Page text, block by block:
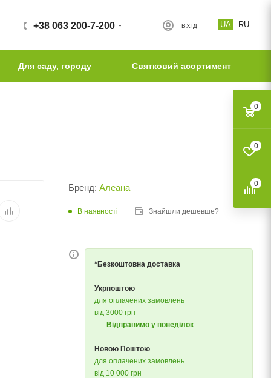
UA RU
ВХІД
+38 063 200-7-200
Для саду, городу Святковий асортимент
Бренд: Алеана
В наявності Знайшли дешевше?
*Безкоштовна доставка
Укрпоштою
для оплачених замовлень
від 3000 грн
Відправимо у понеділок
Новою Поштою
для оплачених замовлень
від 10 000 грн
0
0
0